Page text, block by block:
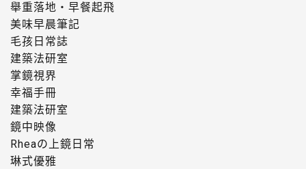
舉重落地・早餐起飛
美味早晨筆記
毛孩日常誌
建築法研室
掌鏡視界
幸福手冊
建築法研室
鏡中映像
Rheaの上鏡日常
琳式優雅